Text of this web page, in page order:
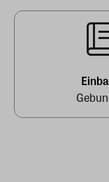
Gewicht
Knesebeck Von
9783957286437